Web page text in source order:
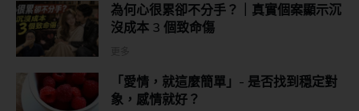
為何心很累卻不分手？｜真實個案顯示沉
沒成本 3 個致命傷
「愛情，就這麼簡單」- 是否找到穏定對
象，感情就好？